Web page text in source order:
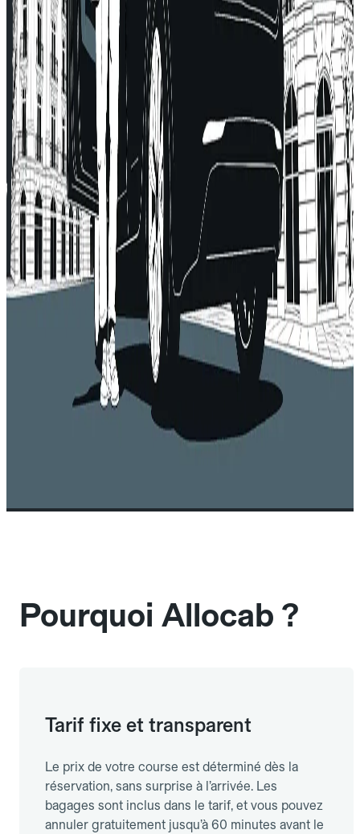
Pourquoi Allocab ?
Tarif fixe et transparent
Le prix de votre course est déterminé dès la
réservation, sans surprise à l’arrivée. Les
bagages sont inclus dans le tarif, et vous pouvez
annuler gratuitement jusqu’à 60 minutes avant le